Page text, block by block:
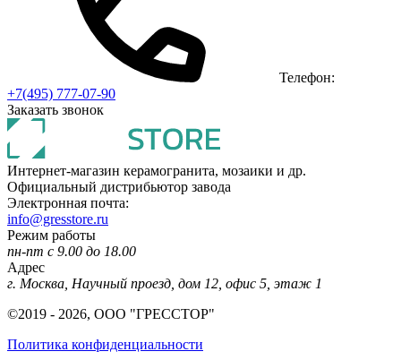
Телефон:
+7(495) 777-07-90
Заказать звонок
Интернет-магазин керамогранита, мозаики и др.
Официальный дистрибьютор завода
Электронная почта:
info@gresstore.ru
Режим работы
пн-пт с 9.00 до 18.00
Адрес
г. Москва, Научный проезд, дом 12, офис 5, этаж 1
©2019 - 2026, ООО "ГРЕССТОР"
Политика конфиденциальности